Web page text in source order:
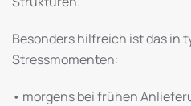
Besonders hilfreich ist das in
Stressmomenten:
• morgens bei frühen